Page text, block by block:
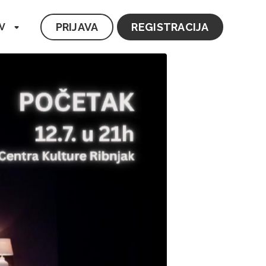
PRIJAVA REGISTRACIJA